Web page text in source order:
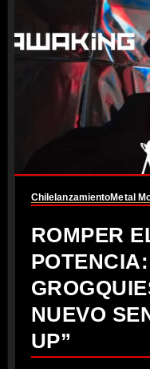
Chile lanzamientoMetal
ROMPER
NUEVO
UP”